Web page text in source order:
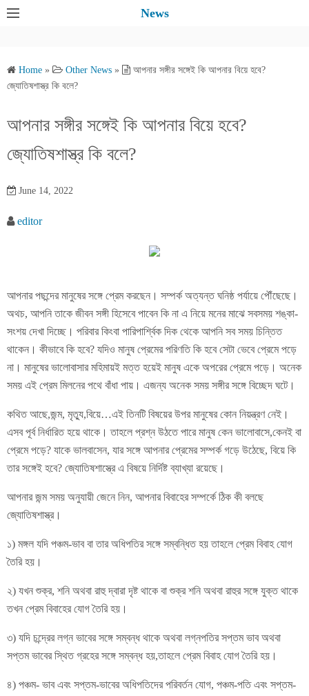
News
Home » Other News »
আপনার সঙ্গীর সঙ্গেই কি আপনার বিয়ে হবে?
জ্যোতিষশাস্ত্র কি বলে?
আপনার সঙ্গীর সঙ্গেই কি আপনার বিয়ে হবে?
জ্যোতিষশাস্ত্র কি বলে?
June 14, 2022
editor
আপনার পছন্দের মানুষের সঙ্গে প্রেম করছেন। সম্পর্ক অত্যন্ত ঘনিষ্ঠ পর্যায়ে পৌঁছেছে।
অথচ, আপনি তাকে জীবন সঙ্গী হিসেবে পাবেন কি না এ নিয়ে মনের মাঝে সবসময় শঙ্কা-
সংশয় দেখা দিচ্ছে। পরিবার কিংবা পারিপার্শ্বিক দিক থেকে আপনি সব সময় চিন্তিত
থাকেন। কীভাবে কি হবে? যদিও মানুষ প্রেমের পরিণতি কি হবে সেটা ভেবে প্রেমে পড়ে
না। মানুষের ভালোবাসার মহিমায়ই মত্ত হয়েই মানুষ একে অপরের প্রেমে পড়ে। অনেক
সময় এই প্রেম মিলনের পথে বাঁধা পায়। এজন্য অনেক সময় সঙ্গীর সঙ্গে বিচ্ছেদ ঘটে।
কথিত আছে,জন্ম, মৃত্যু,বিয়ে…এই তিনটি বিষয়ের উপর মানুষের কোন নিয়ন্ত্রণ নেই।
এসব পূর্ব নির্ধারিত হয়ে থাকে। তাহলে প্রশ্ন উঠতে পারে মানুষ কেন ভালোবাসে,কেনই বা
প্রেমে পড়ে? যাকে ভালবাসেন, যার সঙ্গে আপনার প্রেমের সম্পর্ক গড়ে উঠেছে, বিয়ে কি
তার সঙ্গেই হবে? জ্যোতিষশাস্ত্রে এ বিষয়ে নির্দিষ্ট ব্যাখ্যা রয়েছে।
আপনার জন্ম সময় অনুযায়ী জেনে নিন, আপনার বিবাহের সম্পর্কে ঠিক কী বলছে
জ্যোতিষশাস্ত্র।
১) মঙ্গল যদি পঞ্চম-ভাব বা তার অধিপতির সঙ্গে সম্বন্ধিত হয় তাহলে প্রেম বিবাহ যোগ
তৈরি হয়।
২) যখন শুক্র, শনি অথবা রাহু দ্বারা দৃষ্ট থাকে বা শুক্র শনি অথবা রাহুর সঙ্গে যুক্ত থাকে
তখন প্রেম বিবাহের যোগ তৈরি হয়।
৩) যদি চন্দ্রের লগ্ন ভাবের সঙ্গে সম্বন্ধ থাকে অথবা লগ্নপতির সপ্তম ভাব অথবা
সপ্তম ভাবের স্থিত গ্রহের সঙ্গে সম্বন্ধ হয়,তাহলে প্রেম বিবাহ যোগ তৈরি হয়।
৪) পঞ্চম- ভাব এবং সপ্তম-ভাবের অধিপতিদের পরিবর্তন যোগ, পঞ্চম-পতি এবং সপ্তম-